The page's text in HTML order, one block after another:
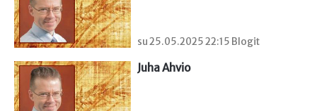
su 25.05.2025 22:15 Blogit
Juha Ahvio